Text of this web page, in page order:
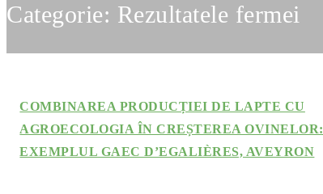
Categorie: Rezultatele fermei
COMBINAREA PRODUCȚIEI DE LAPTE CU
AGROECOLOGIA ÎN CREȘTEREA OVINELOR:
EXEMPLUL GAEC D’EGALIÈRES, AVEYRON